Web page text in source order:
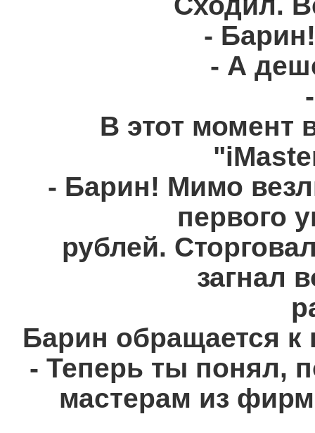
-
- А
В этот момент
- Барин! Мимо
первого
рублей.
загнал
Барин обращается к
- Теперь ты понял,
мастерам из